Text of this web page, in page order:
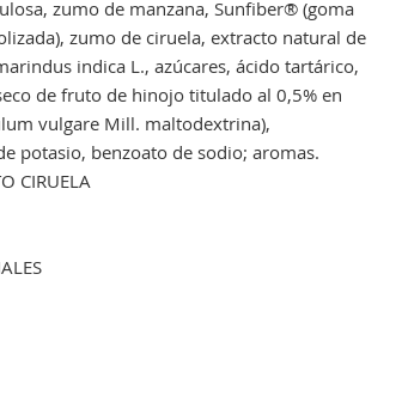
zumo de manzana, Sunfiber® (goma
zumo de ciruela, extracto natural de
indica L., azúcares, ácido tartárico,
de fruto de hinojo titulado al 0,5% en
vulgare Mill. maltodextrina),
potasio, benzoato de sodio; aromas.
CIRUELA